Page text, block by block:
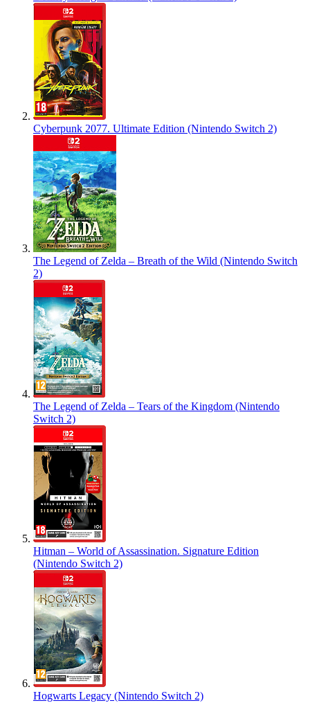
Cyberpunk 2077. Ultimate Edition (Nintendo Switch 2)
The Legend of Zelda – Breath of the Wild (Nintendo Switch
2)
The Legend of Zelda – Tears of the Kingdom (Nintendo
Switch 2)
Hitman – World of Assassination. Signature Edition
(Nintendo Switch 2)
Hogwarts Legacy (Nintendo Switch 2)